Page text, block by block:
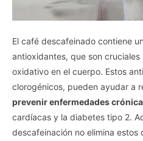
El café descafeinado contiene
antioxidantes, que son
oxidativo en el cuerpo. Estos
clorogénicos, pueden ayudar a
prevenir enfermedades
cardíacas y la diabetes tipo 2.
descafeinación no elimina estos